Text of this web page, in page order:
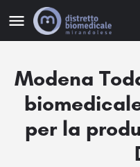
Modena
per la